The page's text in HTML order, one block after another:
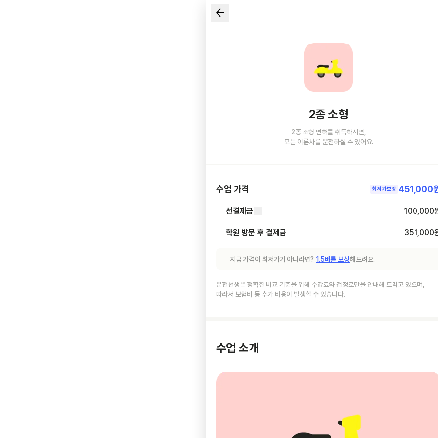
2종 소형
2종 소형 면허를 취득하시면,
모든 이륜차를 운전하실 수 있어요.
수업 가격 최저가보장 451,000
선결제금 100,000
학원 방문 후 결제금 351,000
지금 가격이 최저가가 아니라면? 1.5배를 보상해드려요.
운전선생은 정확한 비교 기준을 위해 수강료와 검정료만을 안내해 드리고 있으며,
따라서 보험비 등 추가 비용이 발생할 수 있습니다.
수업 소개